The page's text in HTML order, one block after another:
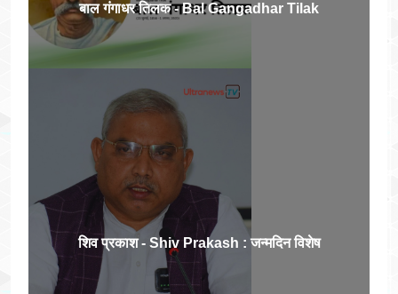
बाल गंगाधर तिलक - Bal Gangadhar Tilak
शिव प्रकाश - Shiv Prakash : जन्मदिन विशेष